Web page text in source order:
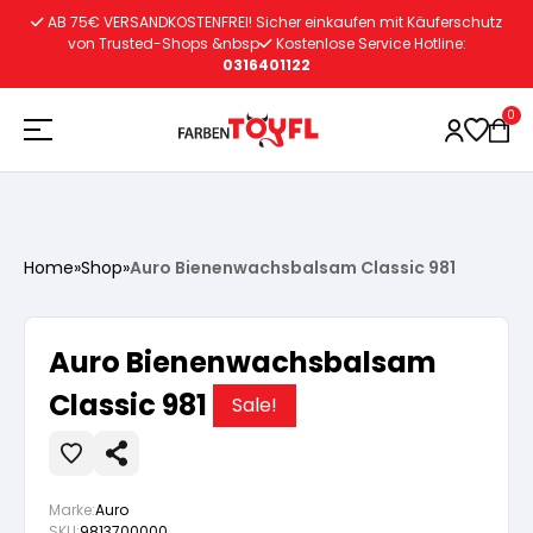
Vorbereitung
Wasserlösliche Grundierung
Lacke
Vorbereitung
Autoreparatur
Vorbereitung
Innenfarben
AB 75€ VERSANDKOSTENFREI! Sicher einkaufen mit Käuferschutz
von Trusted-Shops &nbsp
Kostenlose Service Hotline:
0316401122
0
Home»Shop»Auro Bienenwachsbalsam Classic 981
Auro Bienenwachsbalsam
Classic 981
Sale!
Marke:Auro